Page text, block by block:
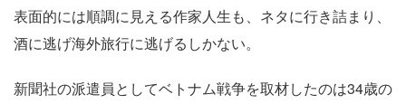
表面的には順調に見える作家人生も、ネタに行き詰まり、
酒に逃げ海外旅行に逃げるしかない。
新聞社の派遣員としてベトナム戦争を取材したのは34歳の